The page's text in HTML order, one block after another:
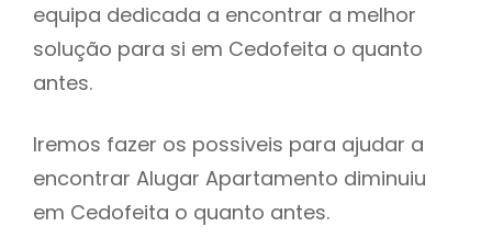
equipa dedicada a encontrar a melhor
solução para si em Cedofeita o quanto
antes.
Iremos fazer os possiveis para ajudar a
encontrar Alugar Apartamento diminuiu
em Cedofeita o quanto antes.